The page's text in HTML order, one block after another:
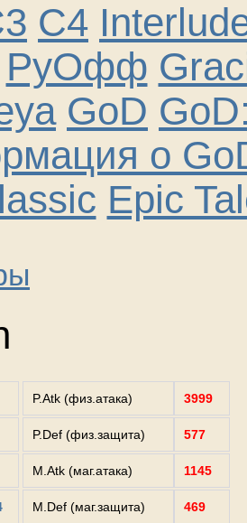
C4
РуОфф
GoD
о
Epic
P.Atk (физ.атака) 3999
P.Def (физ.защита) 577
M.Atk (маг.атака) 1145
M.Def (маг.защита) 469